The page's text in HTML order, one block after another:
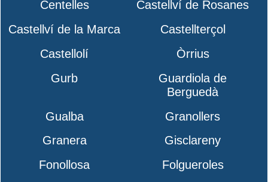
Centelles
Castellví de Rosanes
Castellví de la Marca
Castellterçol
Castellolí
Òrrius
Gurb
Guardiola de
Berguedà
Gualba
Granollers
Granera
Gisclareny
Fonollosa
Folgueroles